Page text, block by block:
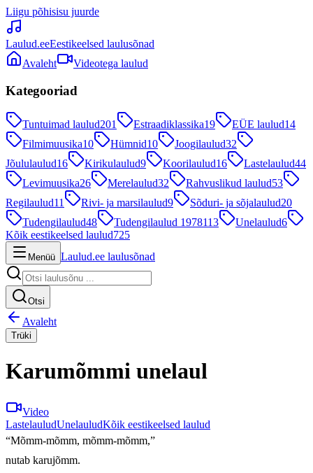
Liigu põhisisu juurde
Laulud.eeEestikeelsed laulusõnad
Avaleht
Videotega laulud
Kategooriad
Tuntuimad laulud201 Estraadiklassika19 EÜE laulud14
Filmimuusika10 Hümnid10 Joogilaulud32
Jõululaulud16 Kirikulaulud9 Koorilaulud16 Lastelaulud44
Levimuusika26 Merelaulud32 Rahvuslikud laulud53
Regilaulud11 Rivi- ja marsilaulud9 Sõduri- ja sõjalaulud20
Tudengilaulud48 Tudengilaulud 1978113 Unelaulud6
Kõik eestikeelsed laulud725
Menüü Laulud.ee laulusõnad
Otsi
Avaleht
Trüki
Karumõmmi unelaul
Video
LastelauludUnelauludKõik eestikeelsed laulud
“Mõmm-mõmm, mõmm-mõmm,”
nutab karujõmm.